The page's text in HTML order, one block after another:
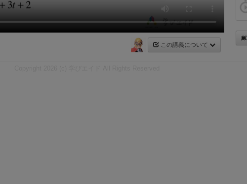
この講義について